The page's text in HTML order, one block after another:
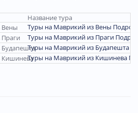
Название тура
Туры на Маврикий из Вены
Туры на Маврикий из Праги
Туры на Маврикий из Будапешта
Туры на Маврикий из Кишинева